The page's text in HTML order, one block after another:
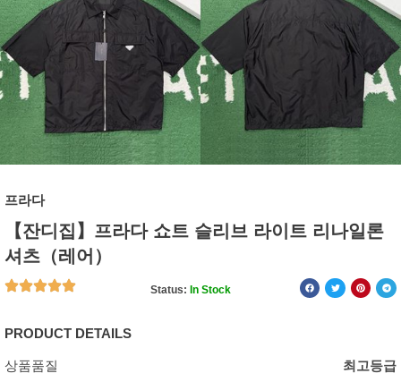
프라다
【잔디집】프라다 쇼트 슬리브 라이트 리나일론
셔츠（레어）
Status: In Stock
PRODUCT DETAILS
상품품질
최고등급